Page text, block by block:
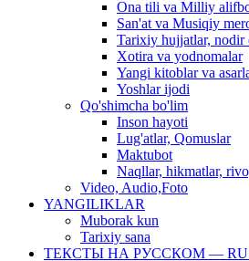
Ona tili va Milliy
San'at va Musiqiy
Tarixiy hujjatlar, nodir
Xotira va yodnomalar
Yangi kitoblar va
Yoshlar ijodi
Qo'shimcha bo'lim
Inson hayoti
Lug'atlar, Qomuslar
Maktubot
Naqllar, hikmatlar,
Video, Audio,Foto
YANGILIKLAR
Muborak kun
Tarixiy sana
ТЕКСТЫ НА РУССКОМ —